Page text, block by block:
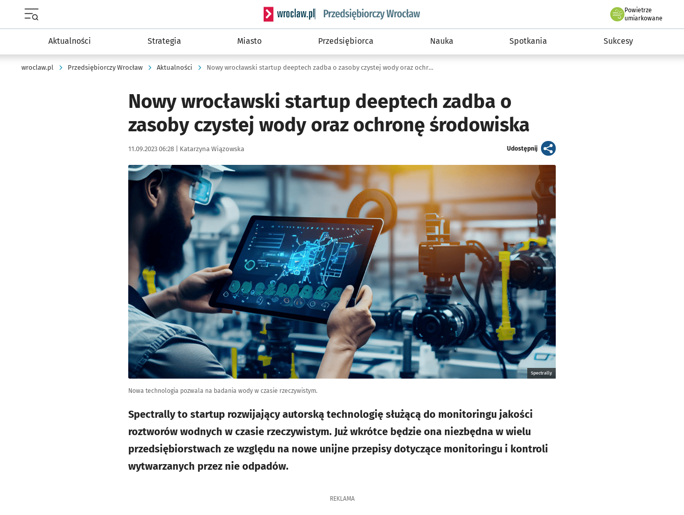
Serwis informacyjny wroclaw.pl podserwis: Strategia rozwoju przedsiębiorczości miasta Wrocławia
Powietrze
we Wrocławiu
umiarkowane
Aktualności Strategia Miasto Przedsiębiorca Nauka Spotkania Sukcesy
wroclaw.pl Przedsiębiorczy Wrocław Aktualności Nowy wrocławski startup deeptech zadba o zasoby czystej wody oraz ochronę środowiska
Nowy wrocławski startup deeptech zadba o
zasoby czystej wody oraz ochronę środowiska
Data publikacji:
11.09.2023 06:28 | Autor:
Katarzyna Wiązowska Udostępnijartykuł
Kliknij, aby powiększyć
Spectrally
Nowa technologia pozwala na badania wody w czasie rzeczywistym.
Spectrally to startup rozwijający autorską technologię służącą do monitoringu jakości
roztworów wodnych w czasie rzeczywistym. Już wkrótce będzie ona niezbędna w wielu
przedsiębiorstwach ze względu na nowe unijne przepisy dotyczące monitoringu i kontroli
wytwarzanych przez nie odpadów.
REKLAMA